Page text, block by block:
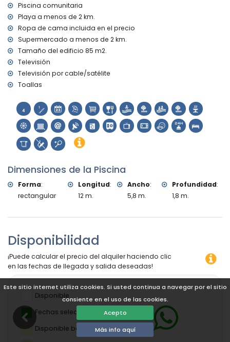
Este sitio internet utiliza cookies. Si usted continua a navegar por el sitio
consiente en el uso de las cookies.
Acepto
Más info aquí
Piscina comunitaria
Playa a menos de 2 km.
Ropa de cama incluida en el precio
Supermercado a menos de 2 km.
Tamaño del edificio 85 m2.
Televisión
Televisión por cable/satélite
Toallas
Dimensiones de la Piscina
Forma:
rectangular
Longitud:
12 m.
Ancho:
5,8 m.
Profundidad:
1,8 m.
Disponibilidad
¡Puede calcular el precio del alquiler haciendo clic
en las fechas de llegada y salida deseadas!
Disponible
Fechas seleccionadas
Disponible bajo petición